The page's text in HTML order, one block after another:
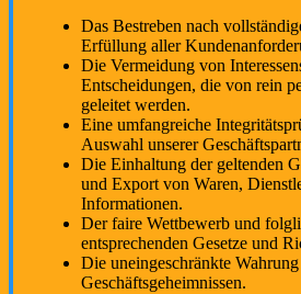
Das Bestreben nach
Erfüllung aller
Die Vermeidung von
Entscheidungen, die von rein
geleitet werden.
Eine umfangreiche
Auswahl unserer
Die Einhaltung der geltenden
und Export von Waren,
Informationen.
Der faire Wettbewerb und
entsprechenden Gesetze und
Die uneingeschränkte
Geschäftsgeheimnissen.